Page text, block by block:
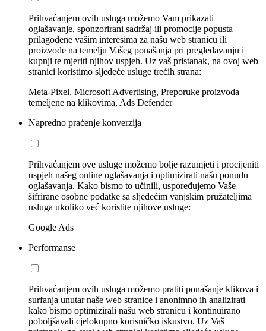
Prihvaćanjem ovih usluga možemo Vam prikazati
oglašavanje, sponzorirani sadržaj ili promocije popusta
prilagođene vašim interesima za našu web stranicu ili
proizvode na temelju Vašeg ponašanja pri pregledavanju i
kupnji te mjeriti njihov uspjeh. Uz vaš pristanak, na ovoj web
stranici koristimo sljedeće usluge trećih strana:
Meta-Pixel, Microsoft Advertising, Preporuke proizvoda
temeljene na klikovima, Ads Defender
Napredno praćenje konverzija
Prihvaćanjem ove usluge možemo bolje razumjeti i procijeniti
uspjeh našeg online oglašavanja i optimizirati našu ponudu
oglašavanja. Kako bismo to učinili, uspoređujemo Vaše
šifrirane osobne podatke sa sljedećim vanjskim pružateljima
usluga ukoliko već koristite njihove usluge:
Google Ads
Performanse
Prihvaćanjem ovih usluga možemo pratiti ponašanje klikova i
surfanja unutar naše web stranice i anonimno ih analizirati
kako bismo optimizirali našu web stranicu i kontinuirano
poboljšavali cjelokupno korisničko iskustvo. Uz Vaš